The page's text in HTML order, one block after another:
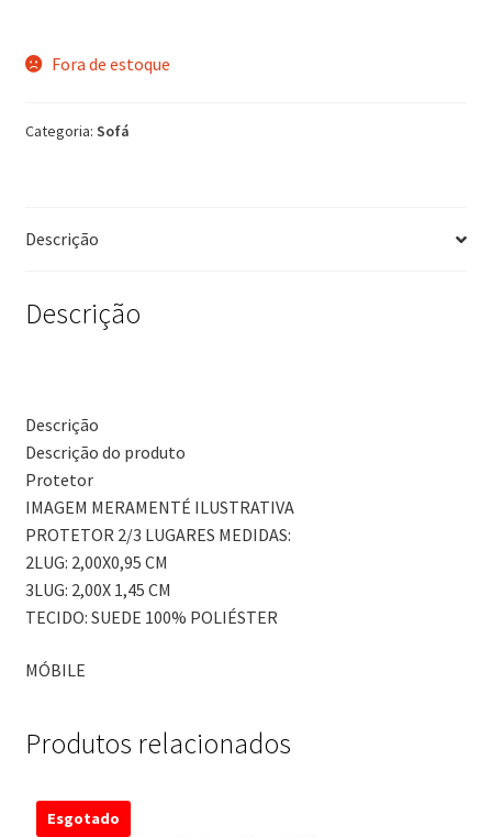
Fora de estoque
Categoria: Sofá
Descrição
Descrição
Descrição
Descrição do produto
Protetor
IMAGEM MERAMENTÉ ILUSTRATIVA
PROTETOR 2/3 LUGARES MEDIDAS:
2LUG: 2,00X0,95 CM
3LUG: 2,00X 1,45 CM
TECIDO: SUEDE 100% POLIÉSTER
MÓBILE
Produtos relacionados
Esgotado